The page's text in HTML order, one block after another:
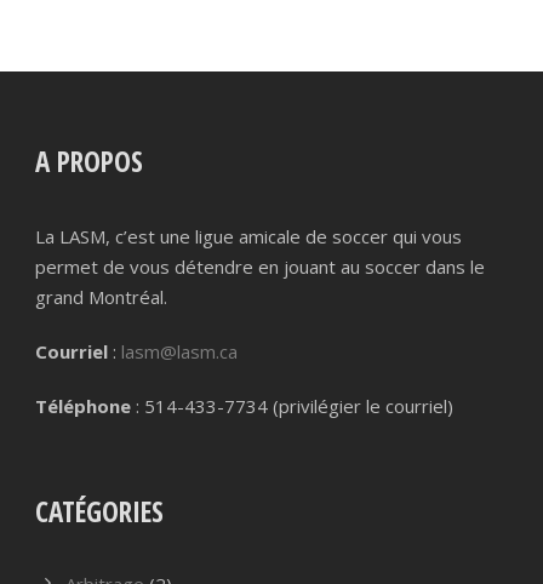
A PROPOS
La LASM, c’est une ligue amicale de soccer qui vous
permet de vous détendre en jouant au soccer dans le
grand Montréal.
Courriel : lasm@lasm.ca
Téléphone : 514-433-7734 (privilégier le courriel)
CATÉGORIES